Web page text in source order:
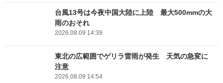
台風13号は今夜中国大陸に上陸 最大500mmの大
雨のおそれ
2026.08.09 14:39
東北の広範囲でゲリラ雷雨が発生 天気の急変に
注意
2026.08.09 14:54